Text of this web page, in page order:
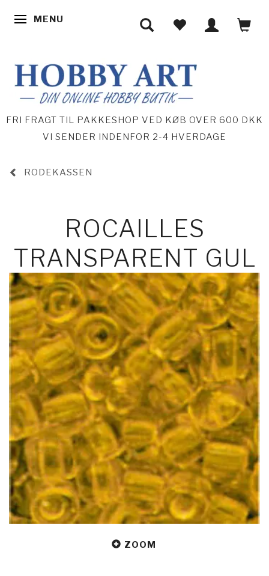
SKIFTE NAVIGATION
MENU
FRI FRAGT TIL PAKKESHOP VED KØB OVER 600 DKK
VI SENDER INDENFOR 2-4 HVERDAGE
RODEKASSEN
ROCAILLES
TRANSPARENT GUL
ZOOM